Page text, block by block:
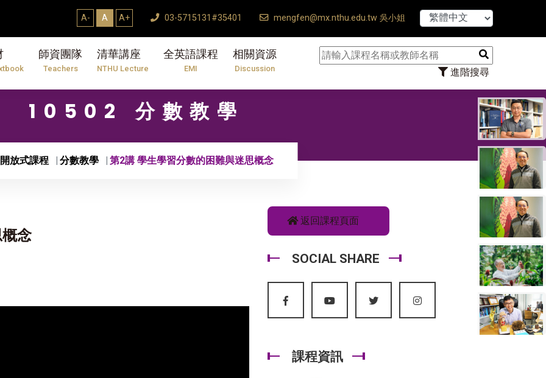
A- A A+ 03-5715131#35401 mengfen@mx.nthu.edu.tw 吳小姐
師資團隊
Teachers
清華講座
NTHU Lecture
全英語課程
EMI
相關資源
Discussion 進階搜尋
【7/31】
10502 分數教學
開放式課程 分數教學 第2講 學生學習分數的困難與迷思概念
念
返回課程頁面
SOCIAL SHARE
課程資訊